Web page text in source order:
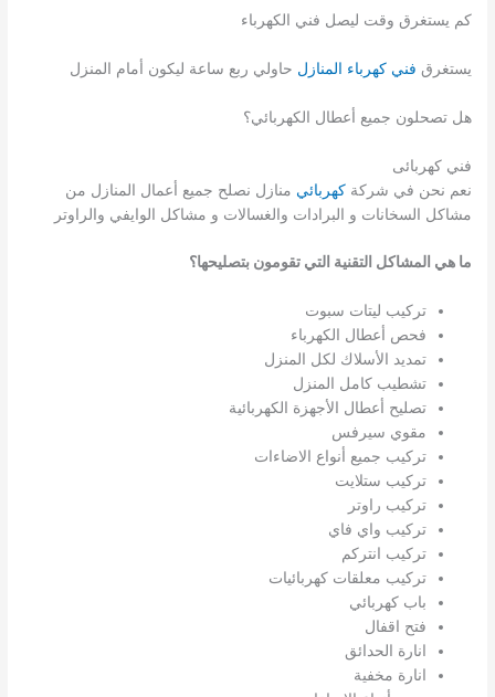
كم يستغرق وقت ليصل فني الكهرباء
يستغرق فني كهرباء المنازل حاولي ربع ساعة ليكون أمام المنزل
هل تصحلون جميع أعطال الكهربائي؟
فني كهربائى
نعم نحن في شركةكهربائي منازل نصلح جميع أعمال المنازل من
مشاكل السخانات و البرادات والغسالات و مشاكل الوايفي والراوتر
ما هي المشاكل التقنية التي تقومون بتصليحها؟
تركيب ليتات سبوت
فحص أعطال الكهرباء
تمديد الأسلاك لكل المنزل
تشطيب كامل المنزل
تصليح أعطال الأجهزة الكهربائية
مقوي سيرفس
تركيب جميع أنواع الاضاءات
تركيب ستلايت
تركيب راوتر
تركيب واي فاي
تركيب انتركم
تركيب معلقات كهربائيات
باب كهربائي
فتح اقفال
انارة الحدائق
انارة مخفية